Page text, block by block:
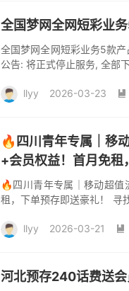
全国梦网全网短彩业
全国梦网全网短彩业务5款
公告: 将正式停止服务, 全部
llyy 2026-03-23 
🔥四川青年专属｜移
+会员权益！首月免租
🔥四川青年专属｜移动超
租，下单预存即送豪礼！ 寻
llyy 2026-03-21 
河北预存240话费送会